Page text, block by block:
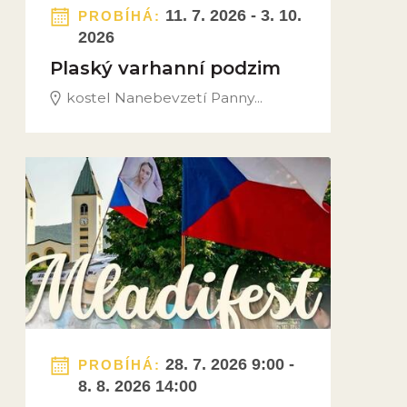
PROBÍHÁ: 11. 7. 2026 - 3. 10.
2026
Plaský varhanní podzim
kostel Nanebevzetí Panny...
Obrázek novinky
PROBÍHÁ: 28. 7. 2026 9:00 -
8. 8. 2026 14:00